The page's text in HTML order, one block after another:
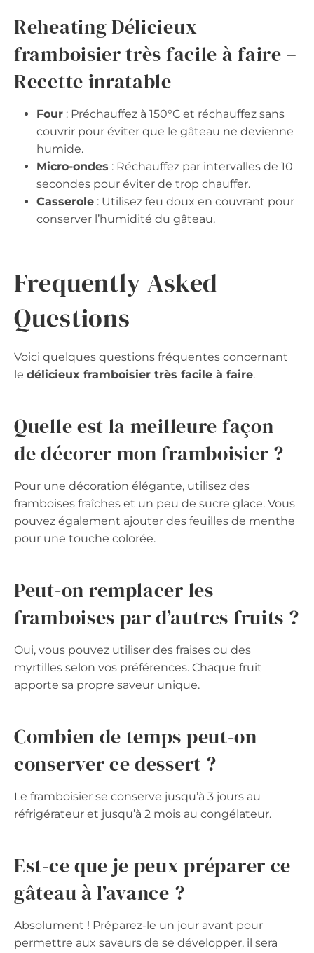
Reheating Délicieux
framboisier très facile à faire –
Recette inratable
Four : Préchauffez à 150°C et réchauffez sans
couvrir pour éviter que le gâteau ne devienne
humide.
Micro-ondes : Réchauffez par intervalles de 10
secondes pour éviter de trop chauffer.
Casserole : Utilisez feu doux en couvrant pour
conserver l’humidité du gâteau.
Frequently Asked
Questions
Voici quelques questions fréquentes concernant
le délicieux framboisier très facile à faire.
Quelle est la meilleure façon
de décorer mon framboisier ?
Pour une décoration élégante, utilisez des
framboises fraîches et un peu de sucre glace. Vous
pouvez également ajouter des feuilles de menthe
pour une touche colorée.
Peut-on remplacer les
framboises par d’autres fruits ?
Oui, vous pouvez utiliser des fraises ou des
myrtilles selon vos préférences. Chaque fruit
apporte sa propre saveur unique.
Combien de temps peut-on
conserver ce dessert ?
Le framboisier se conserve jusqu’à 3 jours au
réfrigérateur et jusqu’à 2 mois au congélateur.
Est-ce que je peux préparer ce
gâteau à l’avance ?
Absolument ! Préparez-le un jour avant pour
permettre aux saveurs de se développer, il sera